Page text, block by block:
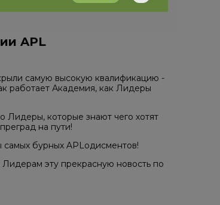
APL
самую высокую квалификацию -
работает Академия, как Лидеры
Лидеры, которые знают чего хотят
на пути!
бурных APLодисментов!
эту прекрасную новость по